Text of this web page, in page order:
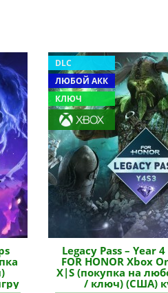
DLC
ЛЮБОЙ АКК
КЛЮЧ
Legacy Pass – Year
FOR HONOR Xbox
X|S (покупка на
/ ключ) (США)